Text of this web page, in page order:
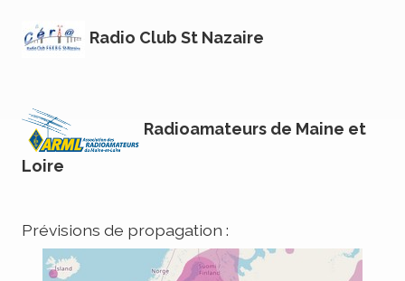
Radio Club St Nazaire
Radioamateurs de Maine et
Loire
Prévisions de propagation :